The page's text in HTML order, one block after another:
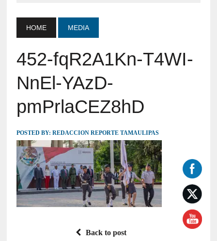
HOME MEDIA
452-fqR2A1Kn-T4WI-
NnEl-YAzD-
pmPrlaCEZ8hD
POSTED BY: REDACCION REPORTE TAMAULIPAS
Back to post